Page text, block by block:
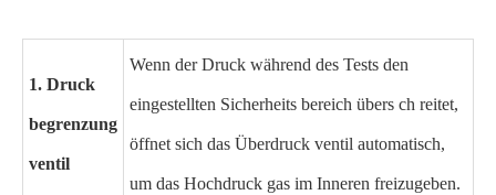
1. Druck
begrenzung
ventil
Wenn der Druck während des Tests den
eingestellten Sicherheits bereich übers ch reitet,
öffnet sich das Überdruck ventil automatisch,
um das Hochdruck gas im Inneren freizugeben.